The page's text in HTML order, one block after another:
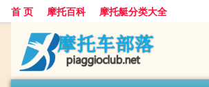
首 页 摩托百科 摩托艇分类大全